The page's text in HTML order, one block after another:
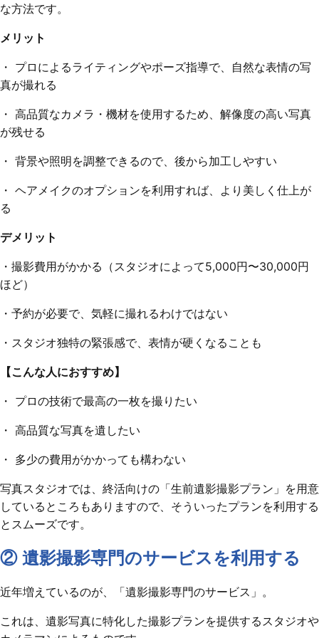
な方法です。
メリット
・ プロによるライティングやポーズ指導で、自然な表情の写
真が撮れる
・ 高品質なカメラ・機材を使用するため、解像度の高い写真
が残せる
・ 背景や照明を調整できるので、後から加工しやすい
・ ヘアメイクのオプションを利用すれば、より美しく仕上が
る
デメリット
・撮影費用がかかる（スタジオによって5,000円〜30,000円
ほど）
・予約が必要で、気軽に撮れるわけではない
・スタジオ独特の緊張感で、表情が硬くなることも
【こんな人におすすめ】
・ プロの技術で最高の一枚を撮りたい
・ 高品質な写真を遺したい
・ 多少の費用がかかっても構わない
写真スタジオでは、終活向けの「生前遺影撮影プラン」を用意
しているところもありますので、そういったプランを利用する
とスムーズです。
② 遺影撮影専門のサービスを利用する
近年増えているのが、「遺影撮影専門のサービス」。
これは、遺影写真に特化した撮影プランを提供するスタジオや